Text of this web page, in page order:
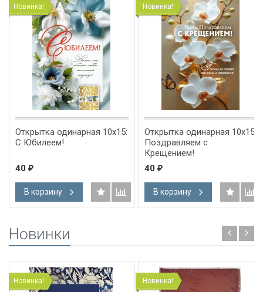
Новинка!
Открытка одинарная 10x15:
С Юбилеем!
40 ₽
В корзину
Новинка!
Открытка одинарная 10x15:
Поздравляем с
Крещением!
40 ₽
В корзину
Новинки
Новинка! Новинка!